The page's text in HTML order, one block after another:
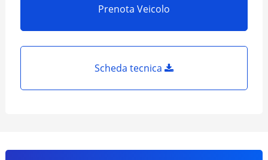
Prenota Veicolo
Scheda tecnica